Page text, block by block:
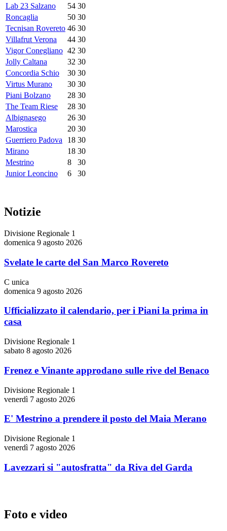
Lab 23 Salzano
54 30
Roncaglia
50 30
Tecnisan Rovereto 46 30
Villafrut Verona
44 30
Vigor Conegliano 42 30
Jolly Caltana
32 30
Concordia Schio
30 30
Virtus Murano
30 30
Piani Bolzano
28 30
The Team Riese
28 30
Albignasego
26 30
Marostica
20 30
Guerriero Padova
18 30
Mirano
18 30
Mestrino
8
30
Junior Leoncino
6 30
Notizie
Divisione Regionale 1
domenica 9 agosto 2026
Svelate le carte del San Marco Rovereto
C unica
domenica 9 agosto 2026
Ufficializzato il calendario, per i Piani la prima in
casa
Divisione Regionale 1
sabato 8 agosto 2026
Frenez e Vinante approdano sulle rive del Benaco
Divisione Regionale 1
venerdì 7 agosto 2026
E' Mestrino a prendere il posto del Maia Merano
Divisione Regionale 1
venerdì 7 agosto 2026
Lavezzari si "autosfratta" da Riva del Garda
Foto e video